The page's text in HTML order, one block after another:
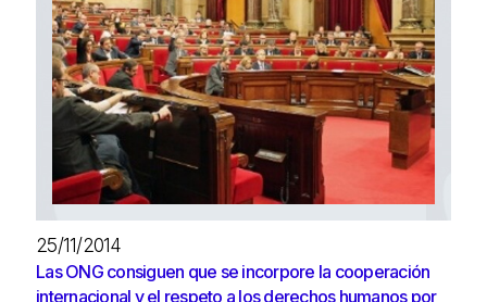
25/11/2014
Las ONG consiguen que se incorpore la cooperación
internacional y el respeto a los derechos humanos por